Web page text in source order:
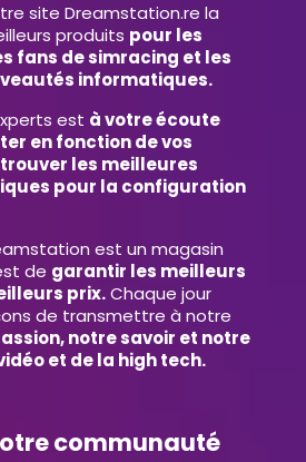
site Dreamstation.re la
produits pour les
fans de simracing et les
informatiques.
est à votre écoute
en fonction de vos
les meilleures
pour la configuration
est un magasin
de garantir les meilleurs
prix.Chaque jour
de transmettre à notre
notre savoir et notre
et de la high tech.
communauté